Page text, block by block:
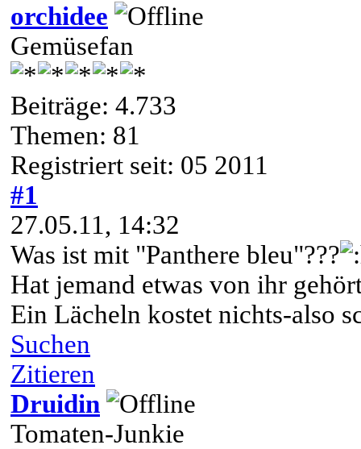
orchidee
Gemüsefan
Beiträge: 4.733
Themen: 81
Registriert seit: 05 2011
#1
27.05.11, 14:32
Was ist mit "Panthere bleu"???
Hat jemand etwas von ihr
Ein Lächeln kostet nichts-also
Suchen
Zitieren
Druidin
Tomaten-Junkie